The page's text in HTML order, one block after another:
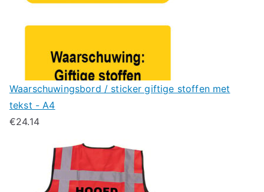
Waarschuwingsbord / sticker giftige stoffen met
tekst - A4
€24.14